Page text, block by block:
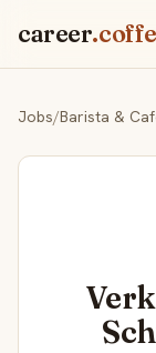
career
Jobs/Barista &